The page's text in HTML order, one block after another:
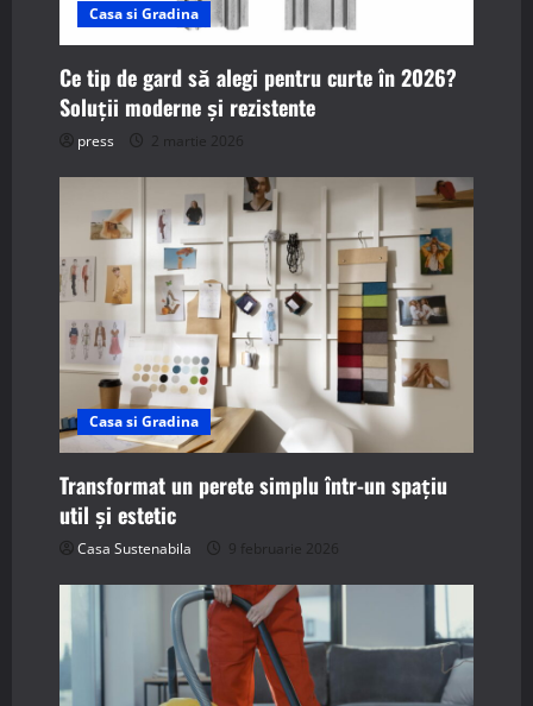
n
Casa si Gradina
Ce tip de gard să alegi pentru curte în 2026?
Soluții moderne și rezistente
press 2 martie 2026
Casa si Gradina
Transformat un perete simplu într-un spațiu
util și estetic
Casa Sustenabila 9 februarie 2026